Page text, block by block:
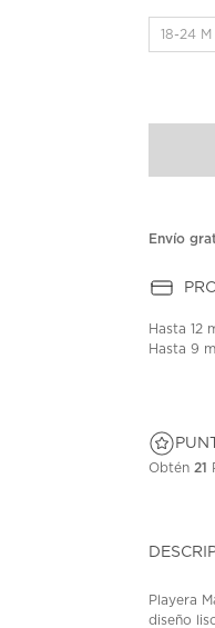
18-24 M
Envío
Hasta12
Hasta9
Obtén 21
Playera
diseño